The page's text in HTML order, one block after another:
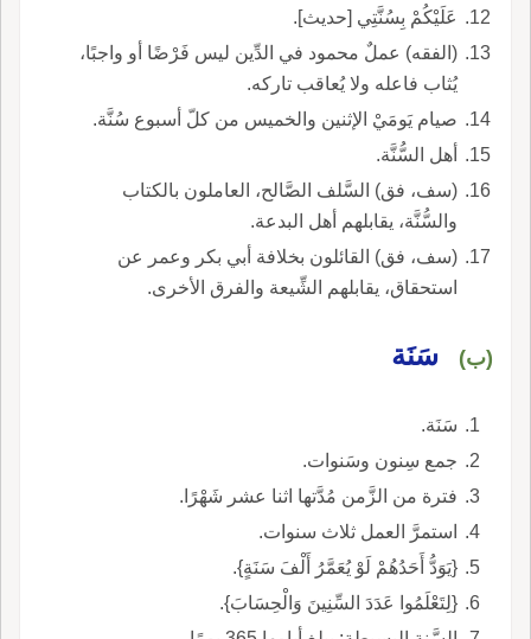
عَلَيْكُمْ بِسُنَّتِي [حديث].
(الفقه) عملٌ محمود في الدِّين ليس فَرْضًا أو واجبًا،
يُثاب فاعله ولا يُعاقب تاركه.
صيام يَومَيْ الإثنين والخميس من كلّ أسبوع سُنَّة.
أهل السُّنَّة.
(سف، فق) السَّلف الصَّالح، العاملون بالكتاب
والسُّنَّة، يقابلهم أهل البدعة.
(سف، فق) القائلون بخلافة أبي بكر وعمر عن
استحقاق، يقابلهم الشِّيعة والفرق الأخرى.
(ب) سَنَة
سَنَة.
جمع سِنون وسَنوات.
فترة من الزَّمن مُدَّتها اثنا عشر شَهْرًا.
استمرَّ العمل ثلاث سنوات.
{يَوَدُّ أَحَدُهُمْ لَوْ يُعَمَّرُ أَلْفَ سَنَةٍ}.
{لِتَعْلَمُوا عَدَدَ السِّنِينَ وَالْحِسَابَ}.